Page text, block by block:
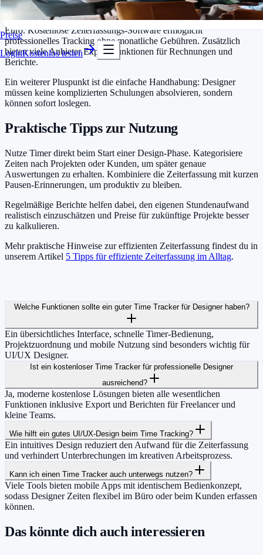
In Minuten startklar
Kostenlos testen
Preise
LoginKostenlos testen
Gerade für freiberufliche Designer oder kleine Teams zählt jeder
Euro. Kostenlose Zeiterfassungs-Software ermöglicht
professionelles Tracking ohne monatliche Gebühren. Zusätzlich
bieten viele Anbieter Export-Funktionen für Rechnungen und
Berichte.
Ein weiterer Pluspunkt ist die einfache Handhabung: Designer
müssen keine komplizierten Schulungen absolvieren, sondern
können sofort loslegen.
Praktische Tipps zur Nutzung
Nutze Timer direkt beim Start einer Design-Phase. Kategorisiere
Zeiten nach Projekten oder Kunden, um später genaue
Auswertungen zu erhalten. Kombiniere die Zeiterfassung mit kurzen
Pausen-Erinnerungen, um produktiv zu bleiben.
Regelmäßige Berichte helfen dabei, den eigenen Stundenaufwand
realistisch einzuschätzen und Preise für zukünftige Projekte besser
zu kalkulieren.
Mehr praktische Hinweise zur effizienten Zeiterfassung findest du in
unserem Artikel 5 Tipps für effiziente Zeiterfassung im Alltag.
Welche Funktionen sollte ein guter Time Tracker für Designer haben?
Ein übersichtliches Interface, schnelle Timer-Bedienung,
Projektzuordnung und mobile Nutzung sind besonders wichtig für
UI/UX Designer.
Ist ein kostenloser Time Tracker für professionelle Designer
ausreichend?
Ja, moderne kostenlose Lösungen bieten alle wesentlichen
Funktionen inklusive Export und Berichten für Freelancer und
kleine Teams.
Wie hilft ein gutes UI/UX-Design beim Time Tracking?
Ein intuitives Design reduziert den Aufwand für die Zeiterfassung
und verhindert Unterbrechungen im kreativen Arbeitsprozess.
Kann ich einen Time Tracker auch unterwegs nutzen?
Viele Tools bieten mobile Apps mit identischem Bedienkonzept,
sodass Designer Zeiten flexibel im Büro oder beim Kunden erfassen
können.
Das könnte dich auch interessieren